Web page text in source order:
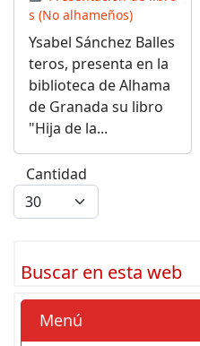
s (No alhameños)
Ysabel Sánchez Balles
teros, presenta en la
biblioteca de Alhama
de Granada su libro
"Hija de la...
Cantidad
Buscar en esta web
Menú